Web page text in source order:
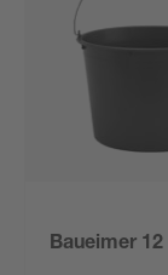
Baueimer 12